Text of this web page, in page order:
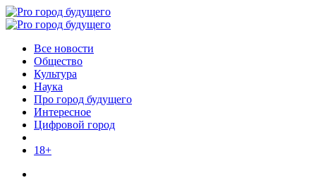
Menu
Поиск
Menu
Pro
Все новости
Общество
Культура
Наука
Про город будущего
Интересное
Цифровой город
18+